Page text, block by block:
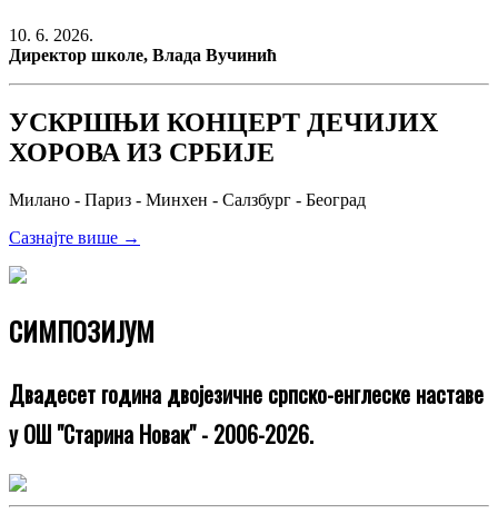
10. 6. 2026.
Директор школе, Влада Вучинић
УСКРШЊИ КОНЦЕРТ ДЕЧИЈИХ
ХОРОВА ИЗ СРБИЈЕ
Милано - Париз - Минхен - Салзбург - Београд
Сазнајте више →
СИМПОЗИЈУМ
Двадесет година двојезичне српско-енглеске наставе
у ОШ "Старина Новак" - 2006-2026.